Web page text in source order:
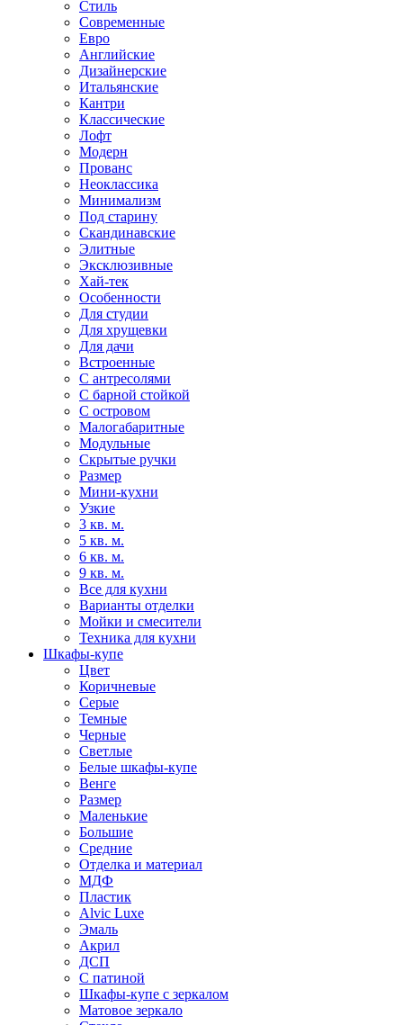
Стиль
Современные
Евро
Английские
Дизайнерские
Итальянские
Кантри
Классические
Лофт
Модерн
Прованс
Неоклассика
Минимализм
Под старину
Скандинавские
Элитные
Эксклюзивные
Хай-тек
Особенности
Для студии
Для хрущевки
Для дачи
Встроенные
С антресолями
С барной стойкой
С островом
Малогабаритные
Модульные
Скрытые ручки
Размер
Мини-кухни
Узкие
3 кв. м.
5 кв. м.
6 кв. м.
9 кв. м.
Все для кухни
Варианты отделки
Мойки и смесители
Техника для кухни
Шкафы-купе
Цвет
Коричневые
Серые
Темные
Черные
Светлые
Белые шкафы-купе
Венге
Размер
Маленькие
Большие
Средние
Отделка и материал
МДФ
Пластик
Alvic Luxe
Эмаль
Акрил
ДСП
С патиной
Шкафы-купе с зеркалом
Матовое зеркало